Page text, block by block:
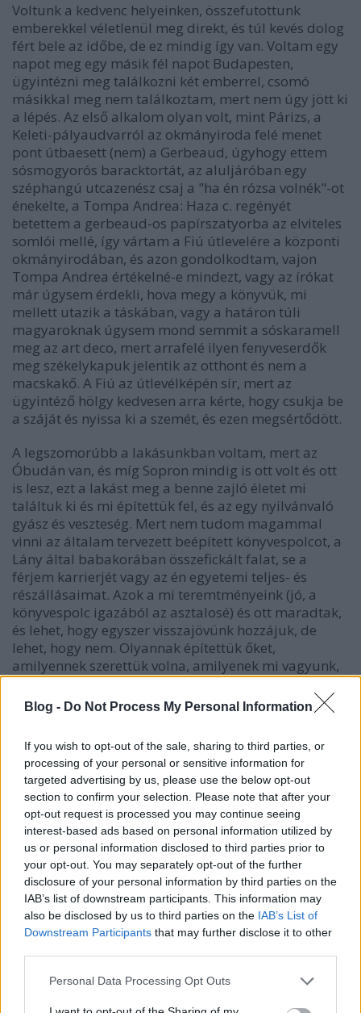
Blog - Do Not Process My Personal Information
If you wish to opt-out of the sale, sharing to third parties, or
processing of your personal or sensitive information for
targeted advertising by us, please use the below opt-out
section to confirm your selection. Please note that after your
opt-out request is processed you may continue seeing
interest-based ads based on personal information utilized by
us or personal information disclosed to third parties prior to
your opt-out. You may separately opt-out of the further
disclosure of your personal information by third parties on the
IAB’s list of downstream participants. This information may
also be disclosed by us to third parties on the IAB’s List of
Downstream Participants that may further disclose it to other
Please note that this website/app uses one or more Google
Personal Data Processing Opt Outs
Voltunk a kedvenc helyeinken, összefutottunk
emberekkel véletlenül meg direkt, és túl kevés dolog
fért bele az időbe, de ez mindig így van. Voltam egy
napot meg egy másik fél napot Budapesten,
ügyintézni meg találkozni két emberrel, csomó
másikkal meg nem találkoztam, mert nem úgy jött ki
a lépés. Az első alkalom olyan volt, mint Párizs, a
Keleti-pályaudvarról az okmányiroda felé menet
pont útbaesett (nem) a Gerbeaud, úgyhogy ettem
sósmogyorós baracktortát, az aluljáróban egy
széphangú utcazenész csaj a "ha én rózsa volnék"-ot
énekelte, a Tompa Andrea: Haza c. regényét
betettem a gerbeaud-os papírszatyorba az elviteles
somlói mellé, így vártam a Fiú útlevelére a központi
okmányirodában, és azon gondolkodtam, vajon
Tompa Andrea értékelné-e mindezt, vagy az írókat
már úgysem érdekli, hova megy a könyvük, mi
mellett utazik a táskában, vagy a határon túli
magyaroknak úgysem mond semmit a sóskaramell
meg az art deco, mert arrafelé ilyen fenyveserdők
meg székelykapuk jelentik az otthont és nem a
macskakő. A Fiú az útlevélképén sír, mert az
ügyintéző hölgy kedvesen arra kérte, hogy csukja be
a száját és nyissa ki a szemét, és ezen megsértődött.
A legszomorúbb a lakásunkban voltam, mert az
Óbudán van, és míg Sopron mindig is ott volt és ott
is lesz, ezt a lakást meg a benne zajló életet mi
találtuk ki és mi építettük fel, és az egy nyilvánvaló
gyász és veszteség. Mert nem tudom magammal
vinni az általam tervezett beépített könyvespolcot, a
Lány által babakorában összefickált falat, se a
férjem karrierjét vagy az én egyetemi teljes- és
részállásaimat. Azok a mi teremtményeink (jó, a
könyvespolc igazából az asztalosé) és ott maradtak,
és lehet, hogy egyszer visszajövünk hozzájuk, de
lehet, hogy nem. Olyannak építettük őket,
amilyennek szerettük volna, amilyenek mi vagyunk,
és nem gondoltuk, hogy ilyen kevés időt fogunk itt
tölteni. Hát, így jár, aki túlzott optimizmusában
beépített szekrényt vesz.
A második alkalommal Nikével találkozni mentem, a
régi munkahelyemen dolgozik, az nem annyira
Párizs, mint inkább Kalkutta, járdán fetrengő
koldusok, az utcazenész hegedülés közben folytat
parázs vitát egy másik cigánnyal, hőség, kosz, zaj,
tök egzotikus, inkább ne költözzünk ide, hol a
kézfertőtlenítőm.
Egyébként sokkal többet is lehettünk volna
Magyarországon, ha elég bátor lennék, de én már
nem bírom idegekkel ezt a koronavírus miatti
akkor is tesztelni fognak, ha zöld országban voltam,